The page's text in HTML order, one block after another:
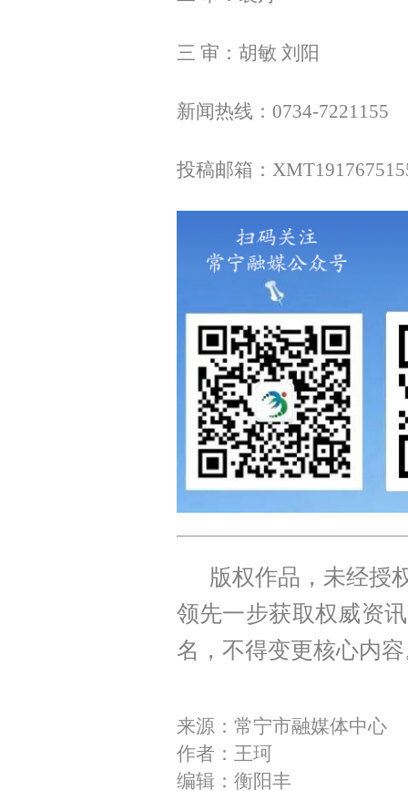
三 审：胡敏 刘阳
新闻热线：0734-7221155
投稿邮箱：XMT
版权作品，未经授
领先一步获取权威资
名，不得变更核心内
来源：常宁市融媒体中心
作者：王珂
编辑：衡阳丰